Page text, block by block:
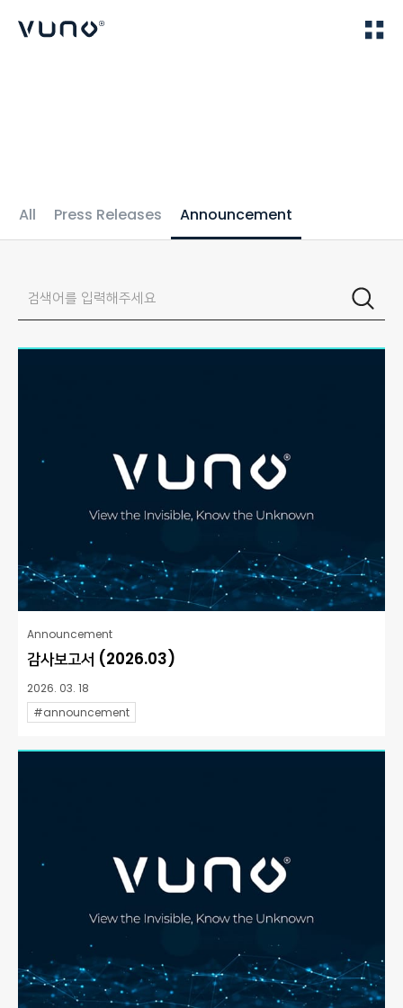
All Press Releases Announcement
Announcement
감사보고서 (2026.03)
2026. 03. 18
#announcement